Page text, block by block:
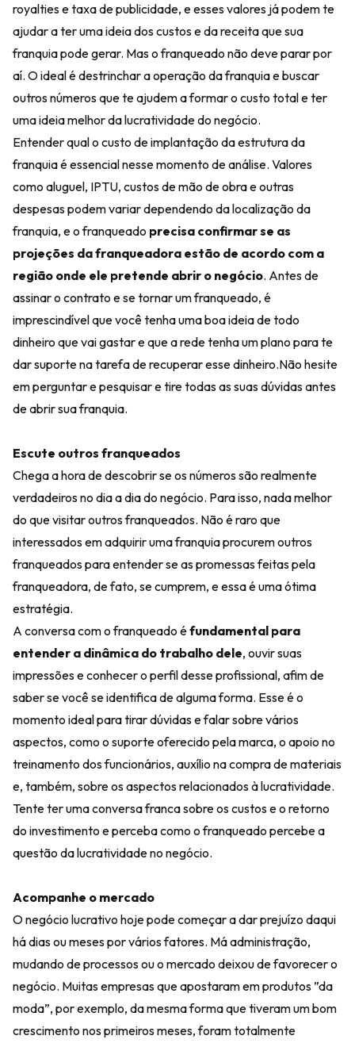
royalties e taxa de publicidade, e esses valores já podem te
ajudar a ter uma ideia dos custos e da receita que sua
franquia pode gerar. Mas o franqueado não deve parar por
aí. O ideal é destrinchar a operação da franquia e buscar
outros números que te ajudem a formar o custo total e ter
uma ideia melhor da lucratividade do negócio.
Entender qual o custo de implantação da estrutura da
franquia é essencial nesse momento de análise. Valores
como aluguel, IPTU, custos de mão de obra e outras
despesas podem variar dependendo da localização da
franquia, e o franqueado precisa confirmar se as
projeções da franqueadora estão de acordo com a
região onde ele pretende abrir o negócio. Antes de
assinar o contrato e se tornar um franqueado, é
imprescindível que você tenha uma boa ideia de todo
dinheiro que vai gastar e que a rede tenha um plano para te
dar suporte na tarefa de recuperar esse dinheiro.Não hesite
em perguntar e pesquisar e tire todas as suas dúvidas antes
de abrir sua franquia.
Escute outros franqueados
Chega a hora de descobrir se os números são realmente
verdadeiros no dia a dia do negócio. Para isso, nada melhor
do que visitar outros franqueados. Não é raro que
interessados em adquirir uma franquia procurem outros
franqueados para entender se as promessas feitas pela
franqueadora, de fato, se cumprem, e essa é uma ótima
estratégia.
A conversa com o franqueado éfundamental para
entender a dinâmica do trabalho dele, ouvir suas
impressões e conhecer o perfil desse profissional, afim de
saber se você se identifica de alguma forma. Esse é o
momento ideal para tirar dúvidas e falar sobre vários
aspectos, como o suporte oferecido pela marca, o apoio no
treinamento dos funcionários, auxílio na compra de materiais
e, também, sobre os aspectos relacionados à lucratividade.
Tente ter uma conversa franca sobre os custos e o retorno
do investimento e perceba como o franqueado percebe a
questão da lucratividade no negócio.
Acompanhe o mercado
O negócio lucrativo hoje pode começar a dar prejuízo daqui
há dias ou meses por vários fatores. Má administração,
mudando de processos ou o mercado deixou de favorecer o
negócio. Muitas empresas que apostaram em produtos ”da
moda”, por exemplo, da mesma forma que tiveram um bom
crescimento nos primeiros meses, foram totalmente